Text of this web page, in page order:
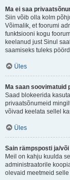
Ma ei saa
Siin võib olla kolm
Võimalik, et foorumi
funktsiooni kogu
keelanud just Sinul
saamiseks tuleks
Üles
Ma saan soovimatuid
Saad blokeerida
privaatsõnumeid
võivad keelata sellel
Üles
Sain rämpsposti ja/
Meil on kahju kuulda
administraatorile
olevaid meetmeid